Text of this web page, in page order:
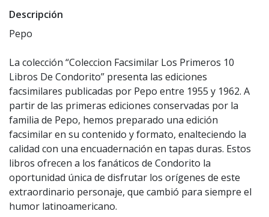
Descripción
Pepo
La colección “Coleccion Facsimilar Los Primeros 10
Libros De Condorito” presenta las ediciones
facsimilares publicadas por Pepo entre 1955 y 1962. A
partir de las primeras ediciones conservadas por la
familia de Pepo, hemos preparado una edición
facsimilar en su contenido y formato, enalteciendo la
calidad con una encuadernación en tapas duras. Estos
libros ofrecen a los fanáticos de Condorito la
oportunidad única de disfrutar los orígenes de este
extraordinario personaje, que cambió para siempre el
humor latinoamericano.